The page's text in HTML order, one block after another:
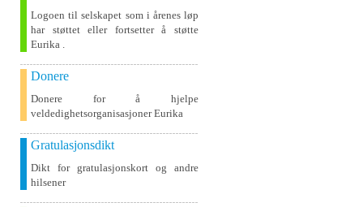
Logoen til selskapet som i årenes løp
har støttet eller fortsetter å støtte
Eurika .
Donere
Donere for å hjelpe
veldedighetsorganisasjoner Eurika
Gratulasjonsdikt
Dikt for gratulasjonskort og andre
hilsener